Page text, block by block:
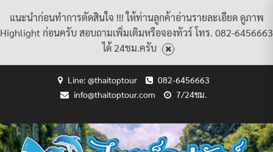
แนะนำก่อนทำการตัดสินใจ !!! ให้ท่านลูกค้าอ่านรายละเอียด ดูภาพ
Highlight ก่อนครับ สอบถามเพิ่มเติมหรือจองทัวร์ โทร. 082-6456663
ได้ 24ชม.ครับ
Line: @thaitoptour
082-6456663
info@thaitoptour.com
7/24ชม.
USACCOUNT
POLICY
AND
CONDITIONS
แพ็คเกจ
ทัวร์
ต้อนรับ
สู่
กับ
เรา
ทัวร์
ทั้งหมด